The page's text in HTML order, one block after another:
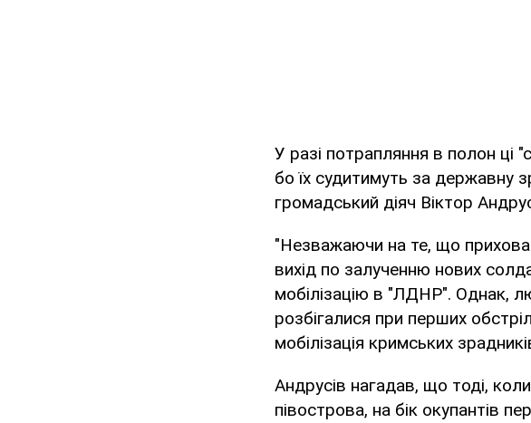
У разі потрапляння в полон ці
бо їх судитимуть за державну
громадський діяч Віктор
"Незважаючи на те, що
вихід по залученню нових
мобілізацію в "ЛДНР". Однак,
розбігалися при перших
мобілізація кримських
Андрусів нагадав, що тоді,
півострова, на бік окупантів